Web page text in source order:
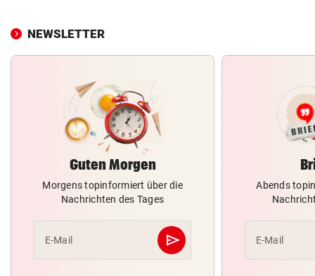
NEWSLETTER
Guten Morgen
Morgens topinformiert über die
Nachrichten des Tages
E-Mail send
Abschicken
Abends
E-Mail